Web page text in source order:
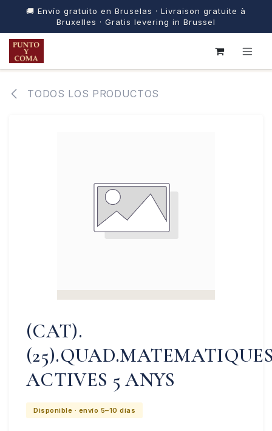
🚚 Envío gratuito en Bruselas · Livraison gratuite à
Bruxelles · Gratis levering in Brussel
IR AL CONTENIDO
TODOS LOS PRODUCTOS
(CAT).
ACTIVES 5 ANYS
Disponible · envío 5–10 días